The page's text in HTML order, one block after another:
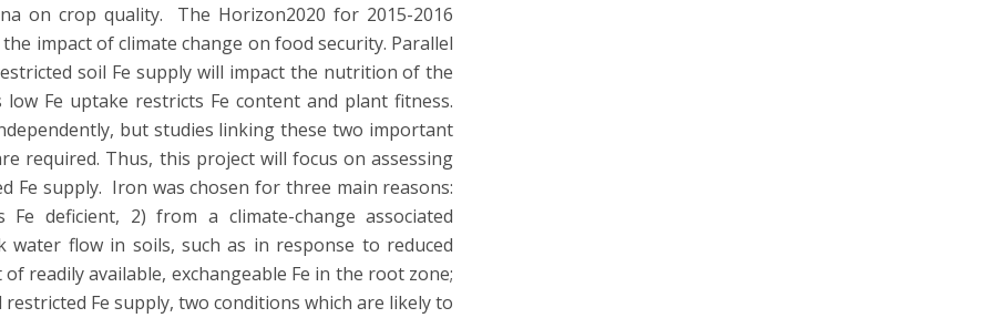
on crop quality. The Horizon2020 for 2015-2016
impact of climate change on food security. Parallel
soil Fe supply will impact the nutrition of the
Fe uptake restricts Fe content and plant fitness.
but studies linking these two important
required. Thus, this project will focus on assessing
Fe supply. Iron was chosen for three main reasons:
deficient, 2) from a climate-change associated
flow in soils, such as in response to reduced
readily available, exchangeable Fe in the root zone;
Fe supply, two conditions which are likely to